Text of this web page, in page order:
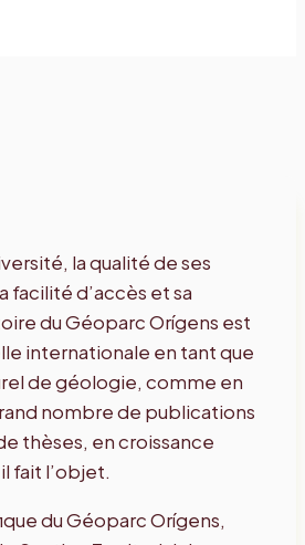
la qualité de ses
facilité d’accès et sa
du Géoparc Orígens est
internationale en tant que
de géologie, comme en
nombre de publications
thèses, en croissance
fait l’objet.
du Géoparc Orígens,